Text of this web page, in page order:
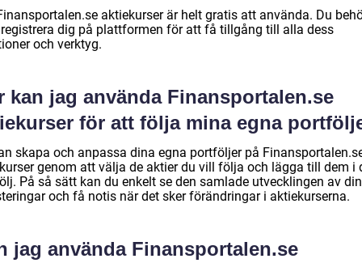
aktiekurser är helt gratis att använda. Du
dig på plattformen för att få tillgång till alla dess
och verktyg.
kan jag använda Finansportalen.se
för att följa mina egna
skapa och anpassa dina egna portföljer på
genom att välja de aktier du vill följa och lägga till dem i
På så sätt kan du enkelt se den samlade utvecklingen av
och få notis när det sker förändringar i aktiekurserna.
jag använda Finansportalen.se